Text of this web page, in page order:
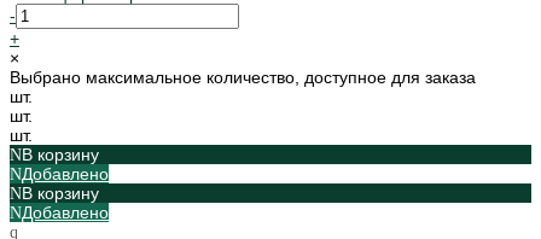
-
+
×
Выбрано максимальное количество, доступное для заказа
шт.
шт.
шт.
В корзину
Добавлено
В корзину
Добавлено